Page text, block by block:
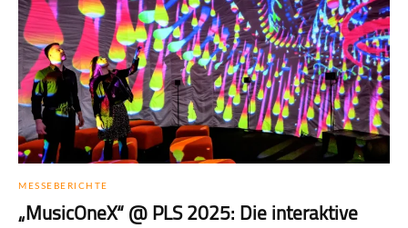
MESSEBERICHTE
„MusicOneX“ @ PLS 2025: Die interaktive